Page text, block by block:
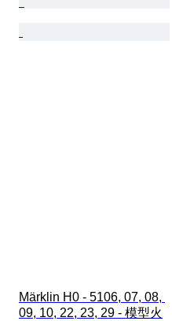
Märklin H0 - 5106, 07, 08,
09, 10, 22, 23, 29 - 模型火